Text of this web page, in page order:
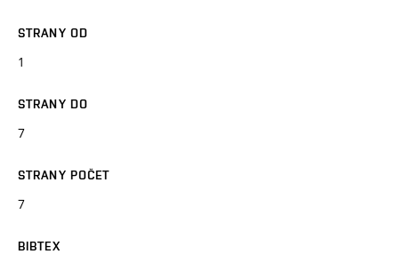
STRANY OD
1
STRANY DO
7
STRANY POČET
7
BIBTEX